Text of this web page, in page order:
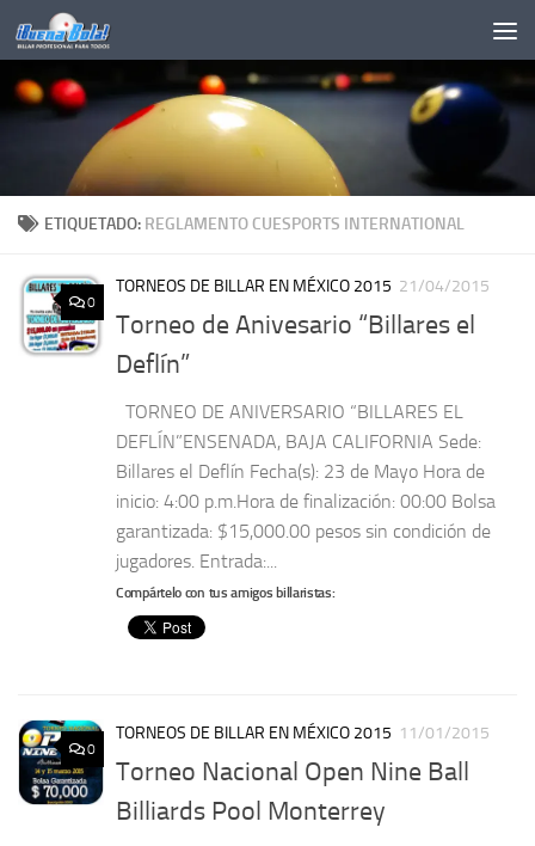
Saltar al contenido
ETIQUETADO: REGLAMENTO CUESPORTS INTERNATIONAL
0
TORNEOS DE BILLAR EN MÉXICO 2015 21/04/2015
Torneo de Anivesario “Billares el
Deflín”
TORNEO DE ANIVERSARIO “BILLARES EL
DEFLÍN”ENSENADA, BAJA CALIFORNIA Sede:
Billares el Deflín Fecha(s): 23 de Mayo Hora de
inicio: 4:00 p.m.Hora de finalización: 00:00 Bolsa
garantizada: $15,000.00 pesos sin condición de
jugadores. Entrada:...
Compártelo con tus amigos billaristas:
0
TORNEOS DE BILLAR EN MÉXICO 2015 11/01/2015
Torneo Nacional Open Nine Ball
Billiards Pool Monterrey